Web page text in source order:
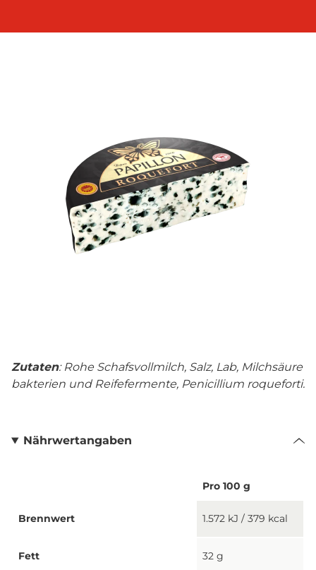
Zutaten: Rohe Schafsvollmilch, Salz, Lab, Milchsäure
bakterien und Reifefermente, Penicillium roqueforti.​
Nährwertangaben
Pro 100 g
Brennwert 1.572 kJ / 379 kcal
Fett 32 g